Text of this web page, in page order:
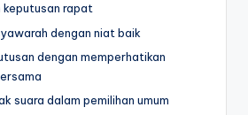
keputusan rapat
dengan niat baik
dengan memperhatikan
suara dalam pemilihan umum